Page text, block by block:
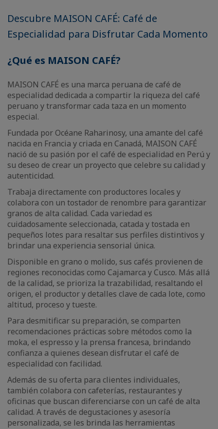
Descubre MAISON CAFÉ: Café de
Especialidad para Disfrutar Cada Momento
¿Qué es MAISON CAFÉ?
MAISON CAFÉ es una marca peruana de café de
especialidad dedicada a compartir la riqueza del café
peruano y transformar cada taza en un momento
especial.
Fundada por Océane Raharinosy, una amante del café
nacida en Francia y criada en Canadá, MAISON CAFÉ
nació de su pasión por el café de especialidad en Perú y
su deseo de crear un proyecto que celebre su calidad y
autenticidad.
Trabaja directamente con productores locales y
colabora con un tostador de renombre para garantizar
granos de alta calidad. Cada variedad es
cuidadosamente seleccionada, catada y tostada en
pequeños lotes para resaltar sus perfiles distintivos y
brindar una experiencia sensorial única.
Disponible en grano o molido, sus cafés provienen de
regiones reconocidas como Cajamarca y Cusco. Más allá
de la calidad, se prioriza la trazabilidad, resaltando el
origen, el productor y detalles clave de cada lote, como
altitud, proceso y tueste.
Para desmitificar su preparación, se comparten
recomendaciones prácticas sobre métodos como la
moka, el espresso y la prensa francesa, brindando
confianza a quienes desean disfrutar el café de
especialidad con facilidad.
Además de su oferta para clientes individuales,
también colabora con cafeterías, restaurantes y
oficinas que buscan diferenciarse con un café de alta
calidad. A través de degustaciones y asesoría
personalizada, se les brinda las herramientas